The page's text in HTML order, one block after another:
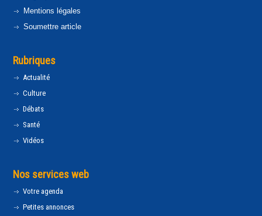
Mentions légales
Soumettre article
Rubriques
Actualité
Culture
Débats
Santé
Vidéos
Nos services web
Votre agenda
Petites annonces